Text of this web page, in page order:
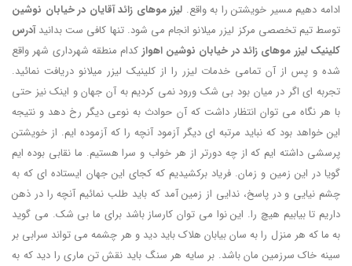
ادامه دهیم مسیر خویشتن را به واقع. لیزر موهای زائد آقایان در خیابان نوشین
توسط تیم تخصصی مرکز لیزر میلانو انجام می شود. تنها کافی ست بدانیدآدرس
کلینیک لیزر موهای زائد در خیابان نوشین اهواز کدام منطقه شهرداری شهر واقع
شده و پس از آن تمامی خدمات لیزر را از کلینیک لیزر میلانو دریافت نمائید.
تجربه ای اگر در میان بود بی شک ورود نمی کردیم به آن جهان و اینک نیز حتی
با هر نگاه می توان انتظار داشت که آن حوادث به نوعی دیگر رخ دهد و نتیجه
این خواهد بود که نباید مرتبه ای دیگر آزمود آنچه را که آزموده ایم. از خویشتن
پرسشی داشته ایم که از چه دورتر از هر خواب و سرا هستیم. ما نقابی بوده ایم
گویا در این زمین و زمان. فریاد برکشیدیم که کجای این جهان ایستاده ای که به
چشم نیایی و در پاسخ، ندایی از زمین آمد که باید طلب نمائیم آنچه را در ذهن
داریم تا بیابیم هیچ را. این نوا می توان کارساز باشد برای ما بی شک. می گوید
به ما که هر منزل را به سان بیابان هلاک باید دید و هر چشمه می تواند سرابی بر
سینه خاک سرزمین مان باشد. بر سایه هر سنگ باید نقش تن ماری را دید که به